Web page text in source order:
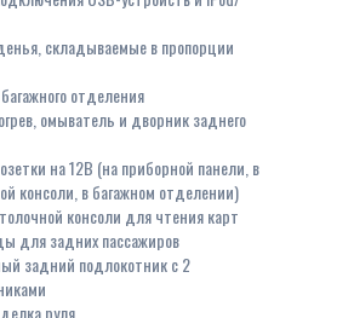
складываемые в пропорции
отделения
омыватель и дворник заднего
на 12В (на приборной панели, в
консоли, в багажном отделении)
консоли для чтения карт
для задних пассажиров
задний подлокотник с 2
руля